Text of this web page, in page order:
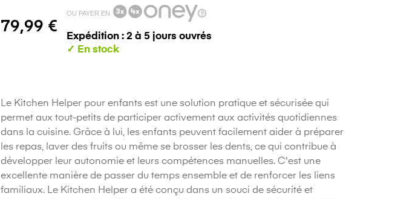
79,99 €
OU PAYER EN
Expédition : 2 à 5 jours ouvrés
Le Kitchen Helper pour enfants est une solution pratique et sécurisée qui
permet aux tout-petits de participer activement aux activités quotidiennes
dans la cuisine. Grâce à lui, les enfants peuvent facilement aider à préparer
les repas, laver des fruits ou même se brosser les dents, ce qui contribue à
développer leur autonomie et leurs compétences manuelles. C'est une
excellente manière de passer du temps ensemble et de renforcer les liens
familiaux. Le Kitchen Helper a été conçu dans un souci de sécurité et